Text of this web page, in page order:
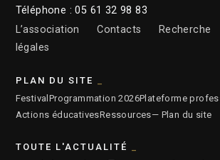
Téléphone : 05 61 32 98 83
L’association
Contacts Recherche
légales
PLAN DU SITE
FestivalProgrammation 2026Plateforme
Actions éducativesRessources— Plan du site
TOUTE L'ACTUALITÉ